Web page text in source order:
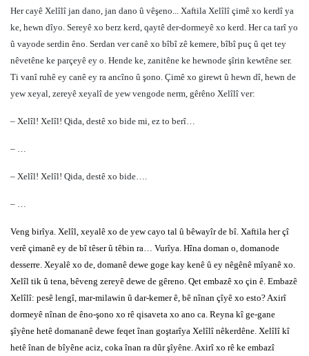
Her cayê Xelîlî jan dano, jan dano û vêşeno... Xaftila Xelîlî çimê xo kerdî ya
ke, hewn dîyo. Sereyê xo berz kerd, qaytê der-dormeyê xo kerd. Her ca tarî yo
û vayode serdin êno. Serdan ver canê xo bîbî zê kemere, bîbî puç û qet tey
nêvetêne ke parçeyê ey o. Hende ke, zanitêne ke hewnode şîrin kewtêne ser.
Ti vanî ruhê ey canê ey ra ancîno û şono. Çimê xo girewt û hewn dî, hewn de
yew xeyal, zereyê xeyalî de yew vengode nerm, gêrêno Xelîlî ver:
– Xelîl! Xelîl! Qida, destê xo bide mi, ez to berî…
– …
– Xelîl! Xelîl! Qida, destê xo bide….
– …
Veng birîya. Xelîl, xeyalê xo de yew cayo tal û bêwayîr de bî. Xaftila her çî
verê çimanê ey de bî têser û têbin ra… Vurîya. Hîna doman o, domanode
desserre. Xeyalê xo de, domanê dewe goge kay kenê û ey nêgênê mîyanê xo.
Xelîl tik û tena, bêveng zereyê dewe de gêreno. Qet embazê xo çin ê. Embazê
Xelîlî: pesê lengî, mar-milawin û dar-kemer ê, bê nînan çîyê xo esto? Axirî
dormeyê nînan de êno-şono xo rê qisaveta xo ano ca. Reyna kî ge-gane
şîyêne hetê domananê dewe feqet înan goştarîya Xelîlî nêkerdêne. Xelîlî kî
hetê înan de bîyêne aciz, coka înan ra dûr şîyêne. Axirî xo rê ke embazî